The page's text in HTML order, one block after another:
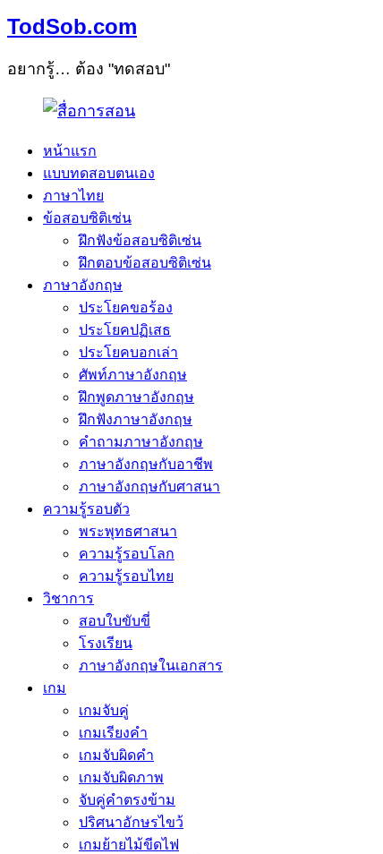
TodSob.com
อยากรู้… ต้อง "ทดสอบ"
หน้าแรก
แบบทดสอบตนเอง
ภาษาไทย
ข้อสอบซิติเซ่น
ฝึกฟังข้อสอบซิติเซ่น
ฝึกตอบข้อสอบซิติเซ่น
ภาษาอังกฤษ
ประโยคขอร้อง
ประโยคปฏิเสธ
ประโยคบอกเล่า
ศัพท์ภาษาอังกฤษ
ฝึกพูดภาษาอังกฤษ
ฝึกฟังภาษาอังกฤษ
คำถามภาษาอังกฤษ
ภาษาอังกฤษกับอาชีพ
ภาษาอังกฤษกับศาสนา
ความรู้รอบตัว
พระพุทธศาสนา
ความรู้รอบโลก
ความรู้รอบไทย
วิชาการ
สอบใบขับขี่
โรงเรียน
ภาษาอังกฤษในเอกสาร
เกม
เกมจับคู่
เกมเรียงคำ
เกมจับผิดคำ
เกมจับผิดภาพ
จับคู่คำตรงข้าม
ปริศนาอักษรไขว้
เกมย้ายไม้ขีดไฟ